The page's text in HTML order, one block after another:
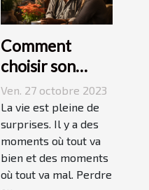
Comment
choisir son
assurance
Dépendance ?
Ven. 27 octobre 2023
La vie est pleine de
surprises. Il y a des
moments où tout va
bien et des moments
où tout va mal. Perdre